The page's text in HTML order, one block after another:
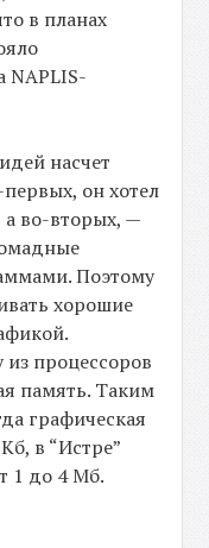
в планах
NAPLIS-
насчет
он хотел
во-вторых, —
Поэтому
хорошие
процессоров
память. Таким
графическая
в “Истре”
1 до 4 Мб.